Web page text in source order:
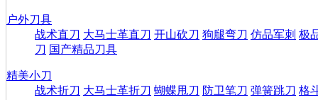
户外刀具
战术直刀 大马士革直刀 开山砍刀 狗腿弯刀 仿品军刺 极
刀 国产精品刀具
精美小刀
战术折刀 大马士革折刀 蝴蝶甩刀 防卫笔刀 弹簧跳刀 格